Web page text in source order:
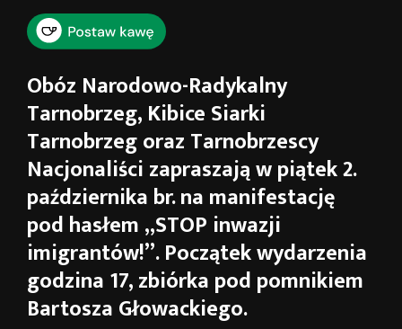
Obóz Narodowo-Radykalny
Tarnobrzeg, Kibice Siarki
Tarnobrzeg oraz Tarnobrzescy
Nacjonaliści zapraszają w piątek 2.
października br. na manifestację
pod hasłem „STOP inwazji
imigrantów!”. Początek wydarzenia
godzina 17, zbiórka pod pomnikiem
Bartosza Głowackiego.